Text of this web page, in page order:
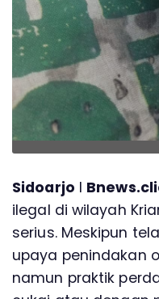
Sidoarjo l
ilegal di wilayah
serius. Meskipun
upaya penindakan
namun praktik